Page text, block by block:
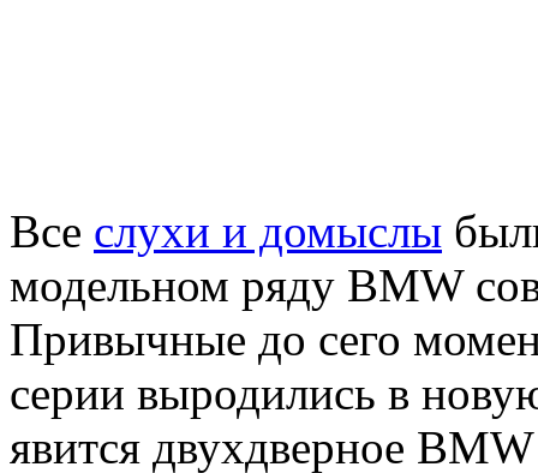
Все слухи и домыслы
модельном ряду BMW
Привычные до сего
серии выродились в
явится двухдверное